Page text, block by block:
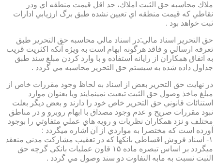
ملاك محاسبه حق الثبت املاك، حد اقل قيمت منطقه اي ودر
نقاطي كه قيمت منطقه اي تعيين نشده طبق برگ ارزيابي ادارات
ثبت خواهد بود .
حق التحرير اسناد مالي:در اسناد مالي محاسبه حق التحرير طبق
تعرفه ارسالي و فاقد هرگونه ابهام است به ويژه آنكه اكثريت قريب
به اتفاق همكاران از رايانه استفاده و با وارد كردن مبلغ سند طبق
جداول داده شده به سيستم حق التحرير محاسبه مي گردد .
در نهايت حق التحرير بعض از اسناد به لحاظ وجود مقررات خاص از
مبلغ ماخذ وصول حق الثبت تبعيت نمينمايند ويا بعنوان موارد
استنائات قانوني حق التحرير خاص خود را دارند و بعض ديگر بعلت
نبود مقررات صريح و عدم وجود مصداق با ابهام روبرو و در مناطق
مختلف و نزد همكاران نظريات و رويه هاي عملي متفاوتي را بوجود
آورده است كه مختصرا به مواردي از آن اشاره ميگردد :
۱- اسناد فروش اقساطي بانكها كه در تعقيب مشاركت مدني منعقد
ميگردد بر اساس تبصره ماده ۱۵ قاون عمليات بانكي گرچه حق
الثبت نسبت به مابه التفاوت دو سند وصول مي گردد .